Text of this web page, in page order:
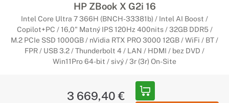
HP ZBook X G2i 16
Intel Core Ultra 7 366H (BNCH-33381b) / Intel AI Boost /
Copilot+PC / 16,0" Matný IPS 120Hz 400nits / 32GB DDR5 /
M.2 PCIe SSD 1000GB / nVidia RTX PRO 3000 12GB / WiFi / BT /
FPR / USB 3.2 / Thunderbolt 4 / LAN / HDMI / bez DVD /
Win11Pro 64-bit / sivý / 3r (3r) On-Site
3 669,40 €